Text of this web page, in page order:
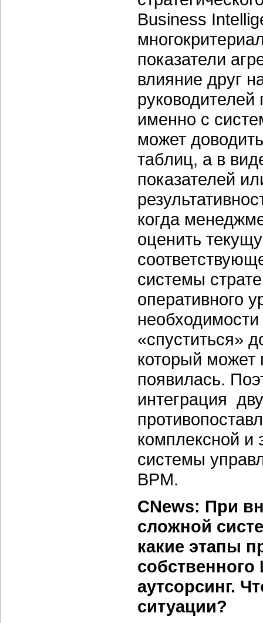
Business
показатели
влияние друг
именно с
может
таблиц, а в
показателей
когда
оценить
системы
оперативного
«спуститься»
который может
появилась.
интеграция
комплексной
системы
BPM.
CNews: При
сложной
какие этапы
собственного
аутсорсинг.
ситуации?